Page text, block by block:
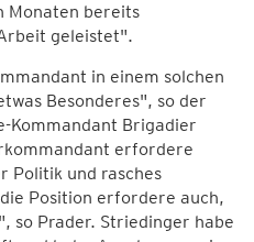
Monaten bereits
geleistet".
in einem solchen
Besonderes", so der
Brigadier
erfordere
Politik und rasches
Position erfordere auch,
so Prader. Striedinger habe